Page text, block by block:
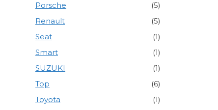
Porsche
(5)
Renault
(5)
Seat
(1)
Smart
(1)
SUZUKI
(1)
Top
(6)
Toyota
(1)